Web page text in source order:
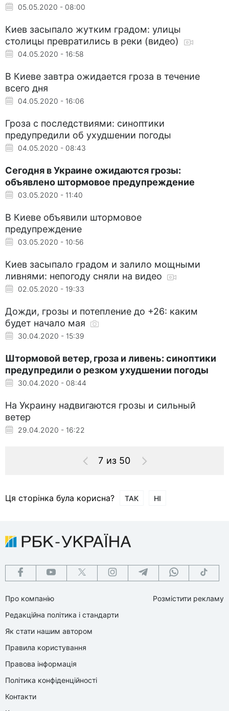
05.05.2020 - 08:00
Киев засыпало жутким градом: улицы
столицы превратились в реки (видео)
04.05.2020 - 16:58
В Киеве завтра ожидается гроза в течение
всего дня
04.05.2020 - 16:06
Гроза с последствиями: синоптики
предупредили об ухудшении погоды
04.05.2020 - 08:43
Сегодня в Украине ожидаются грозы:
объявлено штормовое предупреждение
03.05.2020 - 11:40
В Киеве объявили штормовое
предупреждение
03.05.2020 - 10:56
Киев засыпало градом и залило мощными
ливнями: непогоду сняли на видео
02.05.2020 - 19:33
Дожди, грозы и потепление до +26: каким
будет начало мая
30.04.2020 - 15:39
Штормовой ветер, гроза и ливень: синоптики
предупредили о резком ухудшении погоды
30.04.2020 - 08:44
На Украину надвигаются грозы и сильный
ветер
29.04.2020 - 16:22
7 из 50
Ця сторінка була корисна? ТАК НІ
Про компанію
Редакційна політика і стандарти
Як стати нашим автором
Правила користування
Правова інформація
Політика конфіденційності
Контакти
Розмістити рекламу